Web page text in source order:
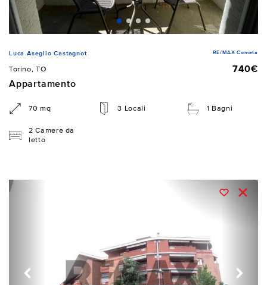
Luca Aseglio Castagnot RE/MAX Cometa
Torino, TO
740€
Appartamento
70 mq 3 Locali 1 Bagni
2 Camere da
letto